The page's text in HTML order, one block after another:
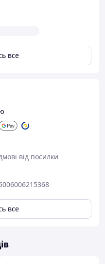
приємних моментів.
все
від посилки
все